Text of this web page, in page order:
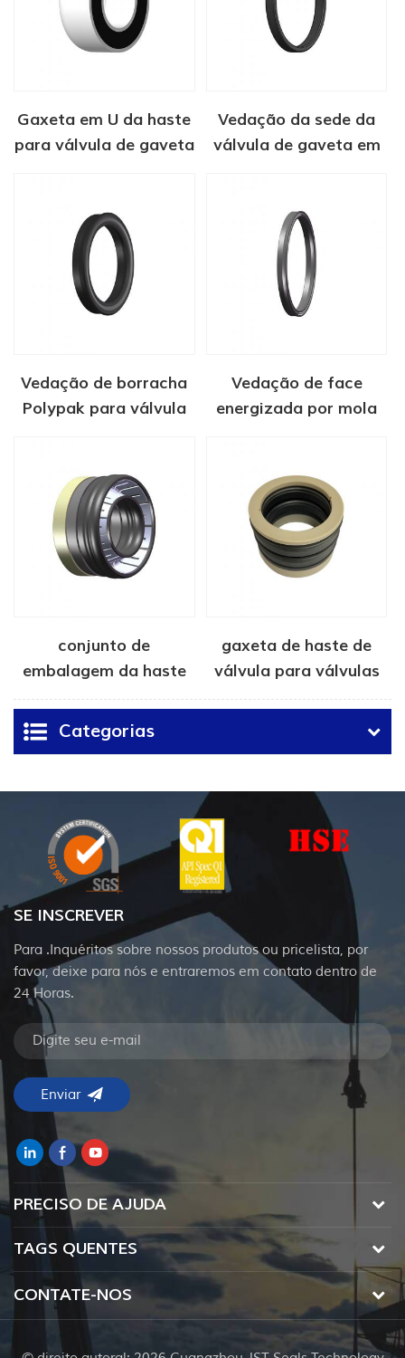
Gaxeta em U da haste
para válvula de gaveta
Vedação da sede da
válvula de gaveta em
Vedação de borracha
Polypak para válvula
Vedação de face
energizada por mola
conjunto de
embalagem da haste
da válvula de gaveta
gaxeta de haste de
válvula para válvulas
gaveta FLS-R
Categorias
SE INSCREVER
Para .Inquéritos sobre nossos produtos ou pricelista, por
favor, deixe para nós e entraremos em contato dentro de
24 Horas.
PRECISO DE AJUDA
TAGS QUENTES
CONTATE-NOS